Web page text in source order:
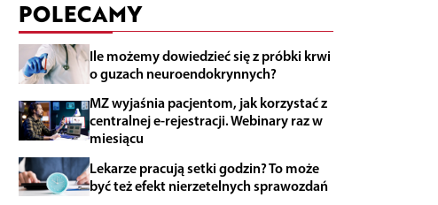
POLECAMY
Ile możemy dowiedzieć się z próbki krwi
o guzach neuroendokrynnych?
MZ wyjaśnia pacjentom, jak korzystać z
centralnej e-rejestracji. Webinary raz w
miesiącu
Lekarze pracują setki godzin? To może
być też efekt nierzetelnych sprawozdań